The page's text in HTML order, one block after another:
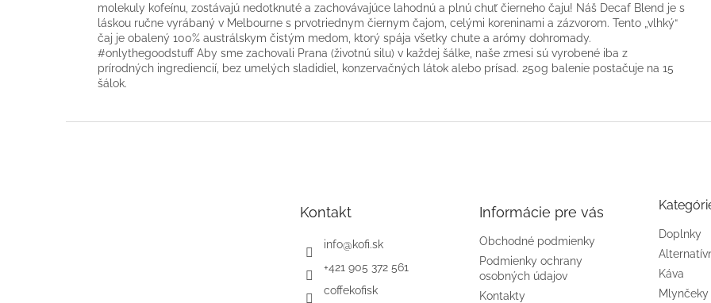
molekuly kofeínu, zostávajú nedotknuté a zachovávajúce lahodnú a plnú chuť čierneho čaju! Náš Decaf Blend je s
láskou ručne vyrábaný v Melbourne s prvotriednym čiernym čajom, celými koreninami a zázvorom. Tento „vlhký“
čaj je obalený 100% austrálskym čistým medom, ktorý spája všetky chute a arómy dohromady.
#onlythegoodstuff Aby sme zachovali Prana (životnú silu) v každej šálke, naše zmesi sú vyrobené iba z
prírodných ingrediencií, bez umelých sladidiel, konzervačných látok alebo prísad. 250g balenie postačuje na 15
šálok.
Kontakt
info@kofi.sk
+421 905 372 561
coffekofisk
Informácie pre vás
Obchodné podmienky
Podmienky ochrany
osobných údajov
Kontakty
Doplnky
Káva
Mlynčeky